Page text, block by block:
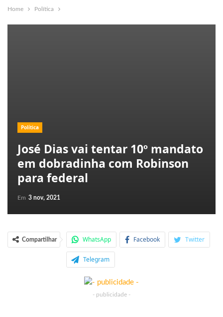
Home Política
Política
José Dias vai tentar 10º mandato
em dobradinha com Robinson
para federal
Em 3 nov, 2021
Compartilhar WhatsApp Facebook Twitter
Telegram
- publicidade -